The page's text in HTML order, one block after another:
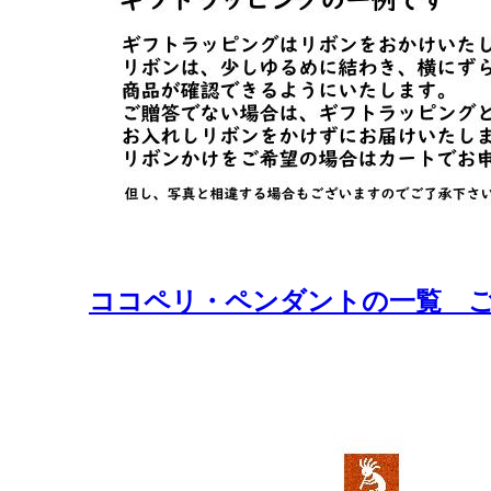
ココペリ・ペンダントの一覧